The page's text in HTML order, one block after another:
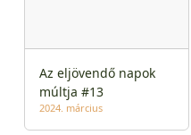
Az eljövendő napok
múltja #13
2024. március